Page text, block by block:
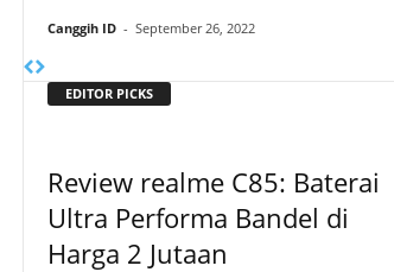
Canggih ID - September 26, 2022
EDITOR PICKS
Review realme C85: Baterai
Ultra Performa Bandel di
Harga 2 Jutaan